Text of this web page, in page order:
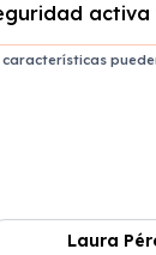
características
Laura